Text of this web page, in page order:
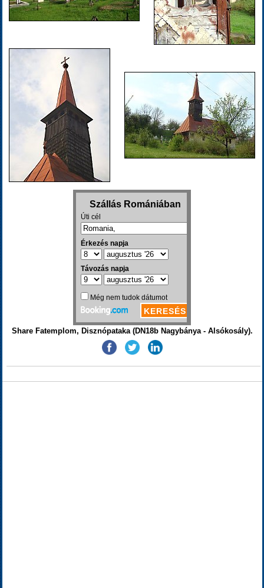
Share Fatemplom, Disznópataka (DN18b Nagybánya - Alsókosály).